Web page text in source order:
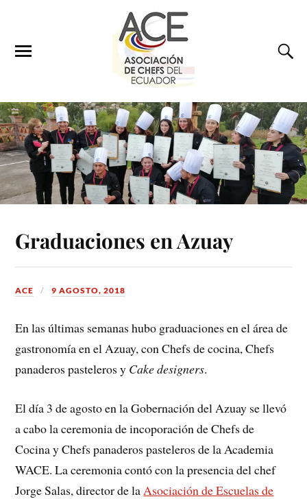
Graduaciones en Azuay
ACE 9 AGOSTO, 2018
En las últimas semanas hubo graduaciones en el área de
gastronomía en el Azuay, con Chefs de cocina, Chefs
panaderos pasteleros y Cake designers.
El día 3 de agosto en la Gobernación del Azuay se llevó
a cabo la ceremonia de incoporación de Chefs de
Cocina y Chefs panaderos pasteleros de la Academia
WACE. La ceremonia contó con la presencia del chef
Jorge Salas, director de laAsociación de Escuelas de